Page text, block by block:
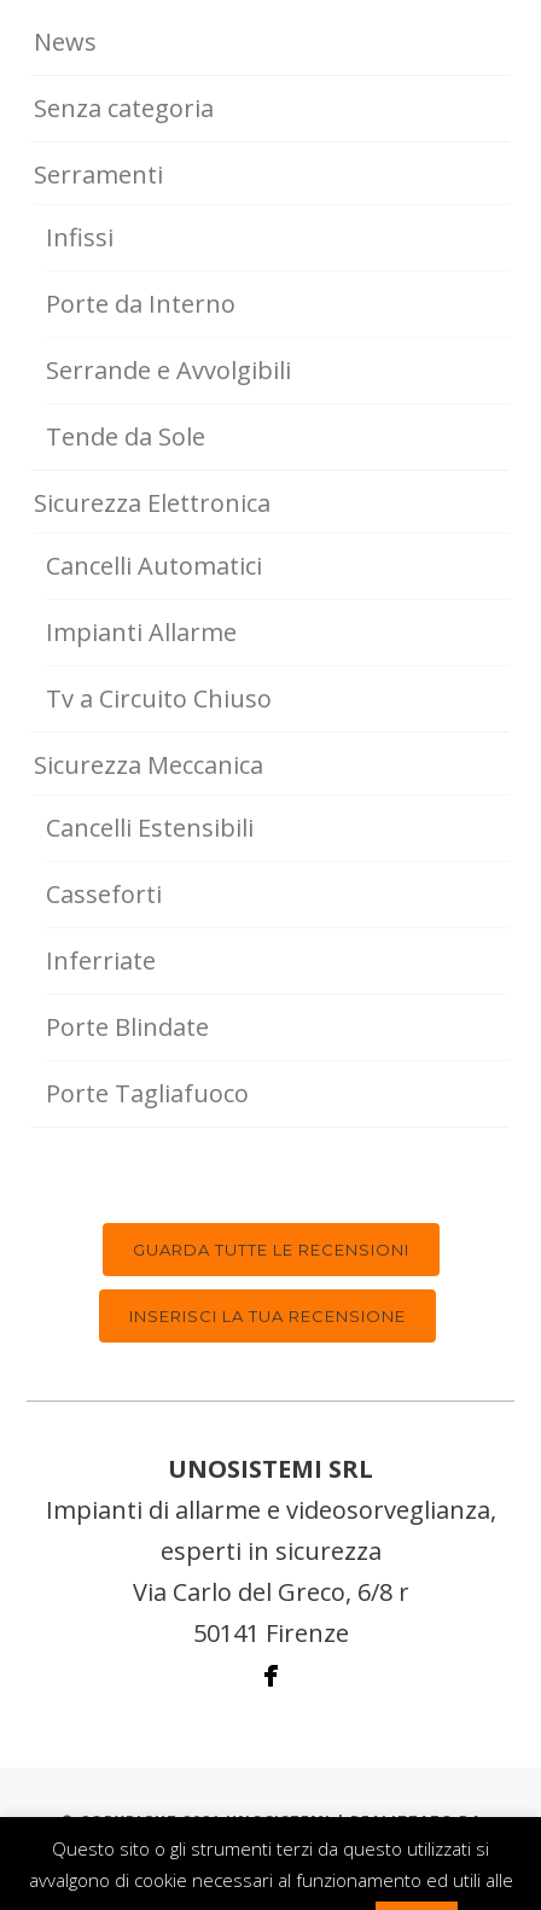
News
Senza categoria
Serramenti
Infissi
Porte da Interno
Serrande e Avvolgibili
Tende da Sole
Sicurezza Elettronica
Cancelli Automatici
Impianti Allarme
Tv a Circuito Chiuso
Sicurezza Meccanica
Cancelli Estensibili
Casseforti
Inferriate
Porte Blindate
Porte Tagliafuoco
GUARDA TUTTE LE RECENSIONI
INSERISCI LA TUA RECENSIONE
UNOSISTEMI SRL
Impianti di allarme e videosorveglianza,
esperti in sicurezza
Via Carlo del Greco, 6/8 r
50141 Firenze
© COPYRIGHT 2021 UNOSISTEMI |REALIZZATO DA
DATASMART|COOKIES POLICY|PRIVACY & TRASPARENZA
Questo sito o gli strumenti terzi da questo utilizzati si
avvalgono di cookie necessari al funzionamento ed utili alle